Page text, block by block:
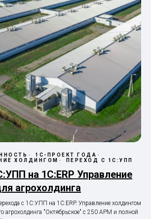
1С-ПРОЕКТ ГОДА
ХОЛДИНГОМ
ПЕРЕХОД С 1С:УПП
на 1С:ERP Управление
агрохолдинга
с 1С:УПП на 1С:ERP. Управление холдингом
агрохолдинга "Октябрьское" с 250 АРМ и полной